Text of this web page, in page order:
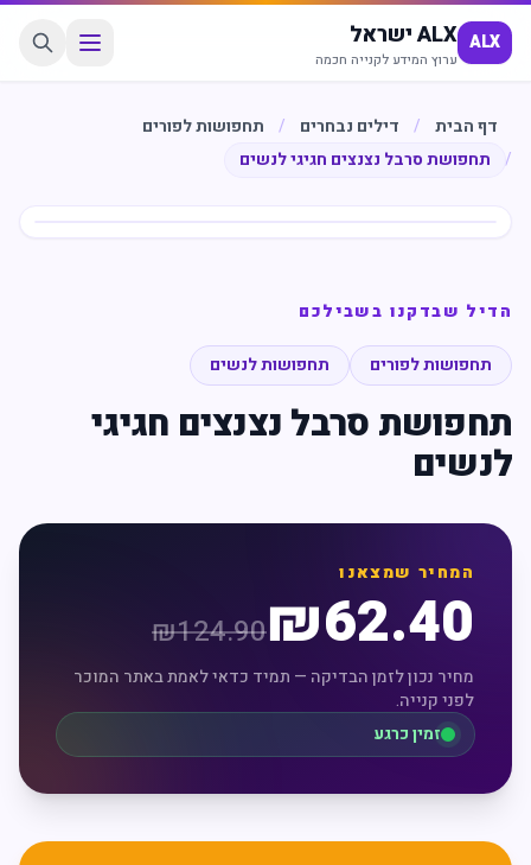
ALX ALX ישראל
ערוץ המידע לקנייה חכמה
דף הבית / דילים נבחרים /
תחפושות לפורים
/
תחפושת סרבל נצנצים חגיגי לנשים
הדיל שבדקנו בשבילכם
תחפושות לפורים תחפושות לנשים
תחפושת סרבל נצנצים חגיגי
לנשים
המחיר שמצאנו
₪62.40
₪124.90
מחיר נכון לזמן הבדיקה — תמיד כדאי לאמת באתר המוכר
לפני קנייה.
זמין כרגע